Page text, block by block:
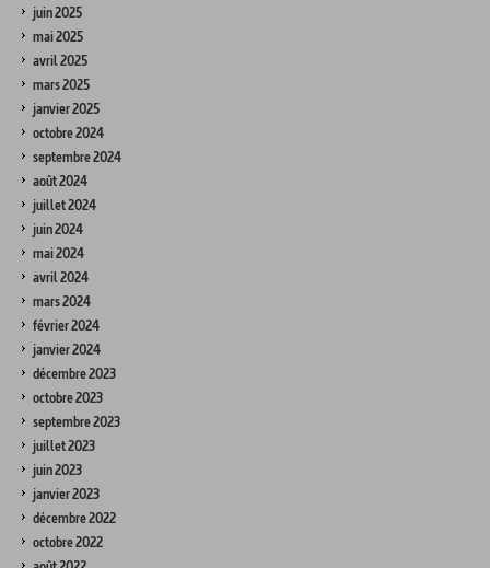
juin 2025
mai 2025
avril 2025
mars 2025
janvier 2025
octobre 2024
septembre 2024
août 2024
juillet 2024
juin 2024
mai 2024
avril 2024
mars 2024
février 2024
janvier 2024
décembre 2023
octobre 2023
septembre 2023
juillet 2023
juin 2023
janvier 2023
décembre 2022
octobre 2022